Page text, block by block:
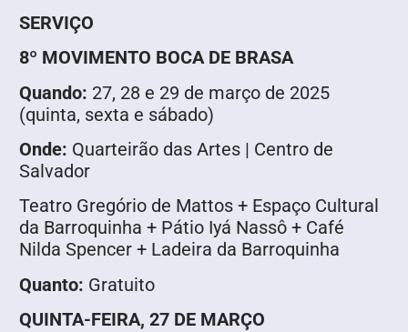
SERVIÇO
8º MOVIMENTO BOCA DE BRASA
Quando: 27, 28 e 29 de março de 2025
(quinta, sexta e sábado)
Onde: Quarteirão das Artes | Centro de
Salvador
Teatro Gregório de Mattos + Espaço Cultural
da Barroquinha + Pátio Iyá Nassô + Café
Nilda Spencer + Ladeira da Barroquinha
Quanto: Gratuito
QUINTA-FEIRA, 27 DE MARÇO